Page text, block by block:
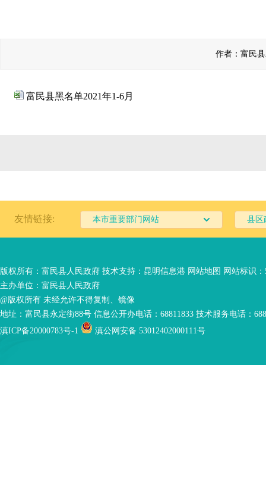
作者：富民
富民县黑名单2021年1-6月
友情链接: 本市重要部门网站 县区
版权所有：富民县人民政府 技术支持： 昆明信息港 网站地图 网站标识：
主办单位：富民县人民政府
@版权所有 未经允许不得复制、镜像
地址：富民县永定街88号 信息公开办电话：68811833 技术服务电话：
滇ICP备20000783号-1
滇公网安备 53012402000111号